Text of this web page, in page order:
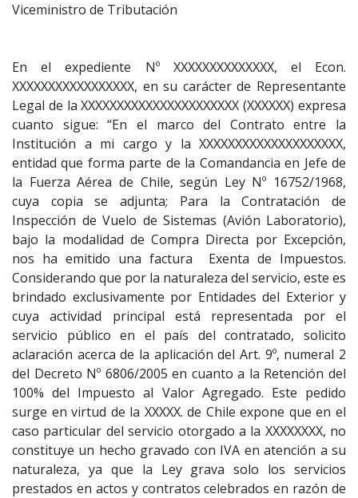
Viceministro de Tributación
En el expediente Nº XXXXXXXXXXXXXX, el Econ.
XXXXXXXXXXXXXXXXX, en su carácter de Representante
Legal de la XXXXXXXXXXXXXXXXXXXXXX (XXXXXX) expresa
cuanto sigue: “En el marco del Contrato entre la
Institución a mi cargo y la XXXXXXXXXXXXXXXXXXXX,
entidad que forma parte de la Comandancia en Jefe de
la Fuerza Aérea de Chile, según Ley Nº 16752/1968,
cuya copia se adjunta; Para la Contratación de
Inspección de Vuelo de Sistemas (Avión Laboratorio),
bajo la modalidad de Compra Directa por Excepción,
nos ha emitido una factura Exenta de Impuestos.
Considerando que por la naturaleza del servicio, este es
brindado exclusivamente por Entidades del Exterior y
cuya actividad principal está representada por el
servicio público en el país del contratado, solicito
aclaración acerca de la aplicación del Art. 9º, numeral 2
del Decreto Nº 6806/2005 en cuanto a la Retención del
100% del Impuesto al Valor Agregado. Este pedido
surge en virtud de la XXXXX. de Chile expone que en el
caso particular del servicio otorgado a la XXXXXXXX, no
constituye un hecho gravado con IVA en atención a su
naturaleza, ya que la Ley grava solo los servicios
prestados en actos y contratos celebrados en razón de